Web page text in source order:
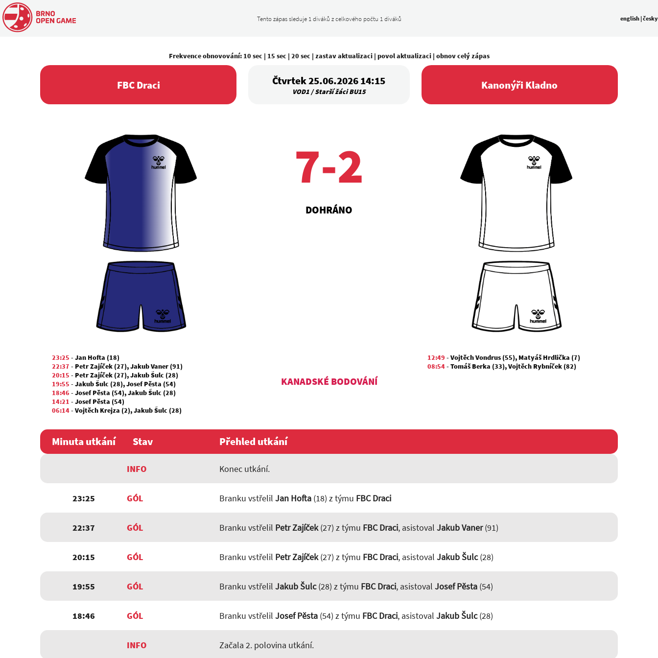
Tento zápas sleduje 1 diváků z celkového počtu 1 diváků english |česky
Frekvence obnovování: 10 sec | 15 sec | 20 sec | zastav aktualizaci| povol aktualizaci| obnov celý zápas
FBC Draci Čtvrtek 25.06.2026 14:15
VOD1 / Starší žáci BU15 Kanonýři Kladno
7-2
DOHRÁNO
23:25 -Jan Hofta (18)
22:37 - Petr Zajíček (27),Jakub Vaner (91)
20:15 - Petr Zajíček (27),Jakub Šulc (28)
19:55 -Jakub Šulc (28),Josef Pěsta (54)
18:46 -Josef Pěsta (54),Jakub Šulc (28)
14:21 -Josef Pěsta (54)
06:14-Vojtěch Krejza (2),Jakub Šulc (28)
KANADSKÉ BODOVÁNÍ
12:49 -Vojtěch Vondrus (55), Matyáš Hrdlička (7)
08:54-Tomáš Berka (33),Vojtěch Rybníček (82)
Minuta utkání Stav Přehled utkání
INFO Konec utkání.
23:25 GÓL Branku vstřelil Jan Hofta(18) z týmu FBC Draci
22:37 GÓL Branku vstřelil Petr Zajíček(27) z týmu FBC Draci, asistoval Jakub Vaner(91)
20:15 GÓL Branku vstřelil Petr Zajíček(27) z týmu FBC Draci, asistoval Jakub Šulc(28)
19:55 GÓL Branku vstřelil Jakub Šulc(28) z týmu FBC Draci, asistoval Josef Pěsta(54)
18:46 GÓL Branku vstřelil Josef Pěsta(54) z týmu FBC Draci, asistoval Jakub Šulc(28)
INFO Začala 2. polovina utkání.